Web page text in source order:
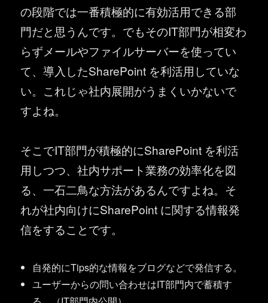
の段階では一番積極的に有効活用できる部
門だと思うんです。でもそのIT部門が相変わ
らずメールやファイルサーバーを使ってい
て、導入したSharePoint を利活用していな
い。これじゃ社内展開がうまくいかないで
すよね。
そこでIT部門が積極的にSharePoint を利活
用しつつ、社内サポート業務の効率化を図
る、一石二鳥な方法があるんですよね。そ
れが社内向けにSharePoint に関する情報発
信をすることです。
自発的にTips的な情報をブログなどで発信する。
ユーザーからの問い合わせはIT部門内で蓄積す